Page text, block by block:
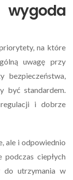
na które
uwagę przy
bezpieczeństwa,
być standardem.
i dobrze
ale i odpowiednio
podczas ciepłych
do utrzymania w